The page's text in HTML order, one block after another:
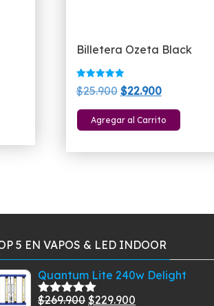
Billetera Ozeta Black
Valorado
con
de 5
$25.900 El
precio
original
$22.900El
precio
actual
Agregar al Carrito
5 EN VAPOS & LED INDOOR
Quantum Lite 240w Delight
Valorado
$269.900 El
$229.900